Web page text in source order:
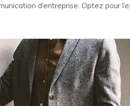
d’entreprise. Optez pour